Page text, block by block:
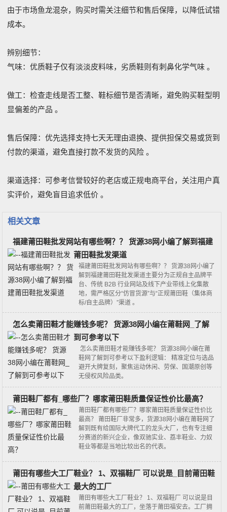
由于市场鱼龙混杂，购买时需关注细节和售后保障，以降低试错
成本。
‌辨别细节‌：
‌气味‌：优质鞋子仅有淡淡皮料味，劣质鞋则有刺鼻化学气味 。‌‌
‌做工‌：检查走线是否工整、鞋标细节是否清晰，避免购买鞋型明
显偏差的产品 。‌‌
‌售后保障‌：优先选择支持七天无理由退换、提供担保交易或货到
付款的渠道，避免直接打款不发货的风险 。‌‌
‌渠道选择‌：可参考信誉较好的老店或正规电商平台，关注用户真
实评价，避免盲目追求低价 。‌‌
相关文章
福建莆田鞋批发网站有哪些啊？？ 货源38网小编了解到福建
莆田鞋批发渠道
福建莆田鞋批发网站有哪些啊？？ 货源38网小编了
解到福建莆田鞋批发渠道主要分为‌正规自主品牌平
台‌、‌传统 B2B 行业网站‌及‌线下产业带线上化集散
地‌，需严格区分“仿冒货源”与“正规莆田鞋（集体商
标/自主品牌）”渠道 。‌‌
怎么卖莆田鞋才能赚钱多呢？ 货源38网小编在莆鞋网_了解
到可参考以下
怎么卖莆田鞋才能赚钱多呢？ 货源38网小编在莆
鞋网了解到可参考以下盈利逻辑： 精准定位与选品‌
避开大牌复刻，聚焦‌运动休闲、劳保、国潮原创‌等
无侵权风险品类。
莆田鞋厂都有_哪些厂？哪家莆田鞋质量保证性价比最高？
莆田鞋厂都有哪些厂？哪家莆田鞋质量保证性价比
最高？ 莆田鞋厂非常多，货源38网小编在莆鞋网了
解到既有给国际大牌代工的龙头大厂，也有专注细
分赛道的新兴企业‌，像双驰实业、荔丰鞋业、力奴
鞋业等都是当地比较出名的代表。‌‌‌
莆田有哪些大工厂鞋业？ 1、双福鞋厂 可以说是_目前莆田鞋
最大的工厂
莆田有哪些大工厂鞋业？ 1、双福鞋厂 可以说是目
前莆田鞋最大的工厂，坐落于莆田福安去。工厂拥